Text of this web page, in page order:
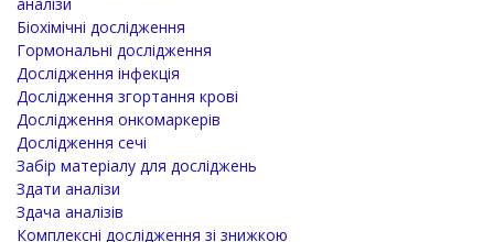
Біохімічні дослідження
Гормональні дослідження
Дослідження інфекція
Дослідження згортання крові
Дослідження онкомаркерів
Дослідження сечі
Забір матеріалу для досліджень
Здати аналізи
Здача аналізів
Комплексні дослідження зі знижкою